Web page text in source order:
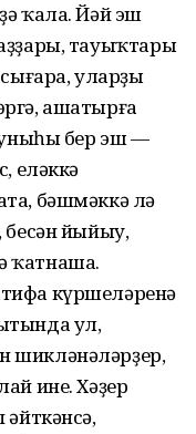
ҡала. Йәй эш
тауыҡтары
уларҙы
ашатырға
уныһы бер эш —
еләккә
бәшмәккә лә
бесән йыйыу,
ҡатнаша.
күршеләренә
ул,
шикләнәләрҙер,
ине. Хәҙер
әйткәнсә,